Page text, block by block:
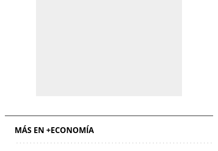
MÁS EN +ECONOMÍA